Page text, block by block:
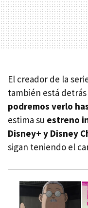
El creador de la
también está
podremos verlo
estima su estreno
Disney+ y Disney
sigan teniendo el